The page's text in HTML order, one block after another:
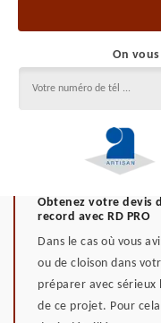
On
Obtenez votre devis
record avec RD PRO
Dans le cas où vous
ou de cloison dans
préparer avec
de ce projet. Pour